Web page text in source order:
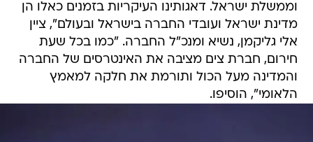
וממשלת ישראל. דאגותינו העיקריות בזמנים כאלו הן
מדינת ישראל ועובדי החברה בישראל ובעולם", ציין
אלי גליקמן, נשיא ומנכ"ל החברה. "כמו בכל שעת
חירום, חברת צים מציבה את האינטרסים של החברה
והמדינה מעל הכול ותורמת את חלקה למאמץ
הלאומי", הוסיפו.